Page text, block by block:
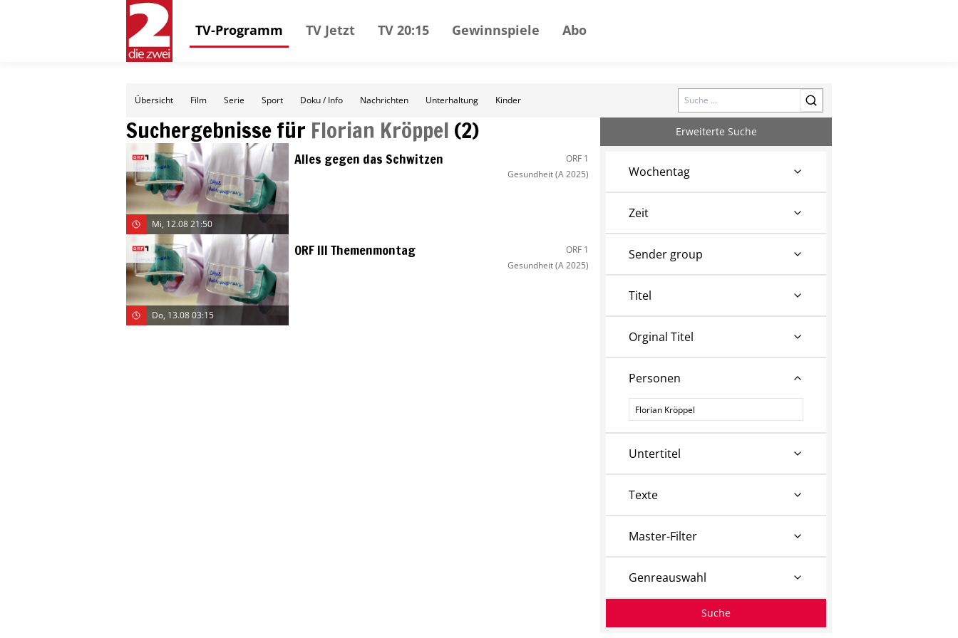
TV-Programm TV Jetzt TV 20:15 Gewinnspiele Abo
Übersicht Film Serie Sport Doku / Info Nachrichten Unterhaltung Kinder Search
Suchergebnisse für Florian Kröppel (2)
Mi, 12.08 21:50
Alles gegen das Schwitzen
ORF 1
Gesundheit(A 2025)
Do, 13.08 03:15
ORF III Themenmontag
ORF 1
Gesundheit(A 2025)
Erweiterte Suche
Wochentag
Zeit
Sender group
Titel
Orginal Titel
Personen
Personen
Untertitel
Texte
Master-Filter
Genreauswahl
Suche